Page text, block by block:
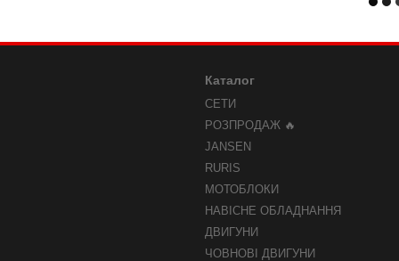
Каталог
СЕТИ
РОЗПРОДАЖ 🔥
JANSEN
RURIS
МОТОБЛОКИ
НАВІСНЕ ОБЛАДНАННЯ
ДВИГУНИ
ЧОВНОВІ ДВИГУНИ